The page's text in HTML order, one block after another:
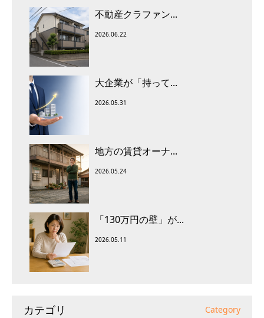
不動産クラファン...
2026.06.22
大企業が「持って...
2026.05.31
地方の賃貸オーナ...
2026.05.24
「130万円の壁」が...
2026.05.11
カテゴリ Category